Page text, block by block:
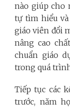
nào giúp cho
tự tìm hiểu
giáo viên đổi
nâng cao
chuẩn giáo
trong quá
Tiếp tục các
trước, năm